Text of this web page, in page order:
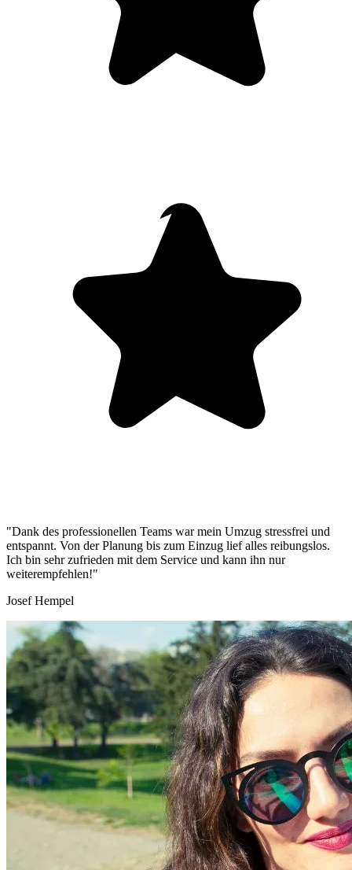
"Dank des professionellen Teams war mein Umzug stressfrei und
entspannt. Von der Planung bis zum Einzug lief alles reibungslos.
Ich bin sehr zufrieden mit dem Service und kann ihn nur
weiterempfehlen!"
Josef Hempel